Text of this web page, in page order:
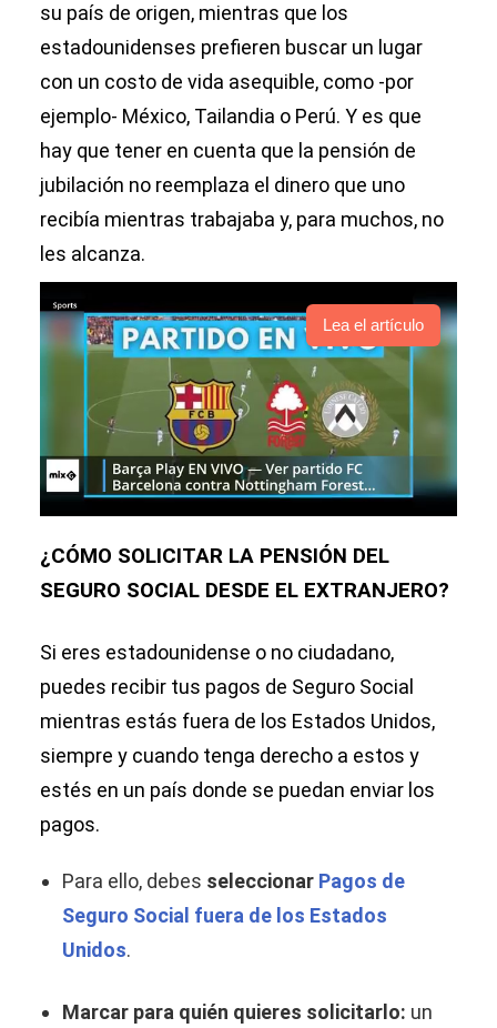
detrás del
cambio
su país de origen, mientras que los
estadounidenses prefieren buscar un lugar
con un costo de vida asequible, como -por
ejemplo- México, Tailandia o Perú. Y es que
hay que tener en cuenta que la pensión de
jubilación no reemplaza el dinero que uno
recibía mientras trabajaba y, para muchos, no
les alcanza.
Lea el artículo
¿CÓMO SOLICITAR LA PENSIÓN DEL
SEGURO SOCIAL DESDE EL EXTRANJERO?
Si eres estadounidense o no ciudadano,
puedes recibir tus pagos de Seguro Social
mientras estás fuera de los Estados Unidos,
siempre y cuando tenga derecho a estos y
estés en un país donde se puedan enviar los
pagos.
Para ello, debes seleccionar Pagos de
Seguro Social fuera de los Estados
Unidos.
Marcar para quién quieres solicitarlo: un